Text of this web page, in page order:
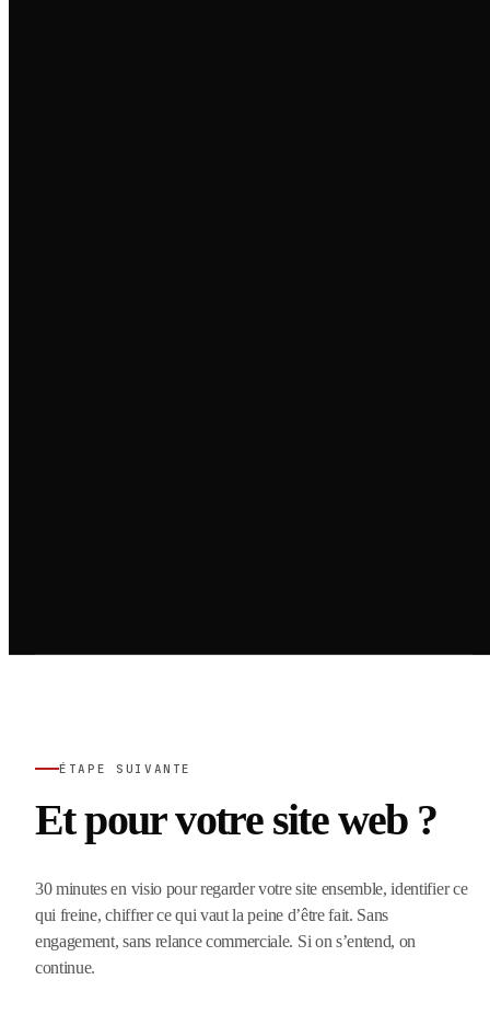
ÉTAPE SUIVANTE
Et pour votre site web ?
30 minutes en visio pour regarder votre site ensemble, identifier ce
qui freine, chiffrer ce qui vaut la peine d’être fait. Sans
engagement, sans relance commerciale. Si on s’entend, on
continue.